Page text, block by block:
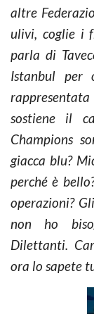
altre
ulivi, coglie i
parla di
Istanbul per
sostiene il
Champions
giacca blu?
perché è
operazioni?
non ho
Dilettanti.
ora lo sapete